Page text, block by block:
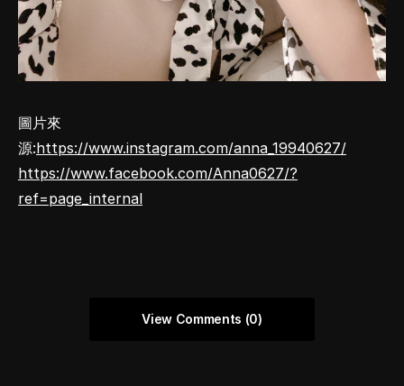
圖片來
源:https://www.instagram.com/anna_19940627/
https://www.facebook.com/Anna0627/?
ref=page_internal
View Comments (0)